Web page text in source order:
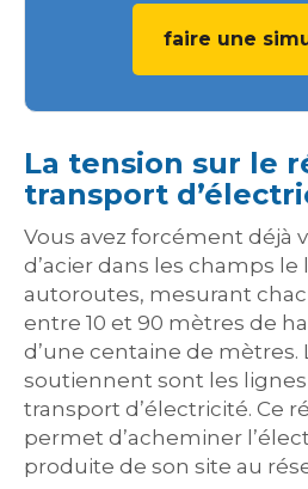
faire une
La tension sur le
transport
Vous avez forcément déjà
d’acier dans les champs le
autoroutes, mesurant
entre 10 et 90 mètres de
d’une centaine de mètres.
soutiennent sont les
transport d’électricité. Ce
permet d’acheminer
produite de son site au